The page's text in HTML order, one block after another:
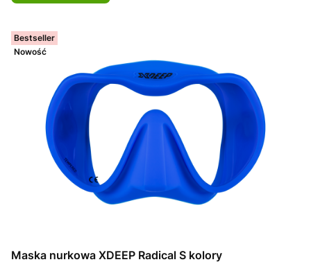
Bestseller
Nowość
Maska nurkowa XDEEP Radical S kolory